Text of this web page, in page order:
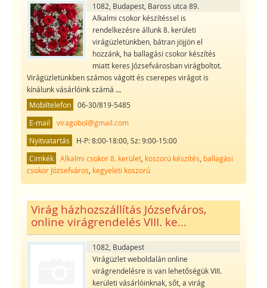
1082, Budapest, Baross utca 89.
Alkalmi csokor készítéssel is
rendelkezésre állunk 8. kerületi
virágüzletünkben, bátran jöjjön el
hozzánk, ha ballagási csokor készítés
miatt keres Józsefvárosban virágboltot.
Virágüzletünkben számos vágott és cserepes virágot is
kínálunk vásárlóink számá ...
Mobiltelefon
06-30/819-5485
E-mail
viragobol@gmail.com
Nyitvatartás
H-P: 8:00-18:00, Sz: 9:00-15:00
Cimkék
Alkalmi csokor 8. kerület, koszorú készítés ballagási
csokor Józsefváros kegyeleti koszorú
Virág házhozszállítás Józsefváros,
online virágrendelés VIII. ke...
1082, Budapest
Virágüzlet weboldalán online
virágrendelésre is van lehetőségük VIII.
kerületi vásárlóinknak, sőt, a virág